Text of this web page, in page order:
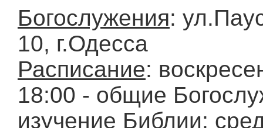
Богослужения:
10, г.Одесса
Расписание:
18:00 - общие
изучение Библии;